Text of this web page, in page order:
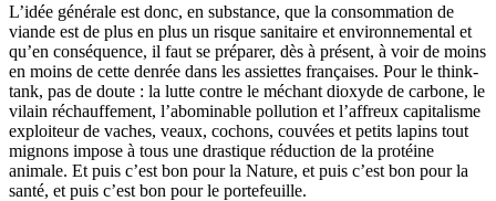
L’idée générale est donc, en substance, que la consommation de
viande est de plus en plus un risque sanitaire et environnemental et
qu’en conséquence, il faut se préparer, dès à présent, à voir de moins
en moins de cette denrée dans les assiettes françaises. Pour le think-
tank, pas de doute : la lutte contre le méchant dioxyde de carbone, le
vilain réchauffement, l’abominable pollution et l’affreux capitalisme
exploiteur de vaches, veaux, cochons, couvées et petits lapins tout
mignons impose à tous une drastique réduction de la protéine
animale. Et puis c’est bon pour la Nature, et puis c’est bon pour la
santé, et puis c’est bon pour le portefeuille.